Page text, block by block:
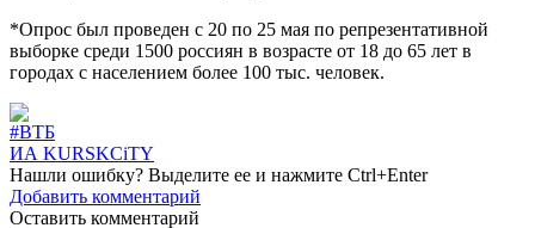
*Опрос был проведен с 20 по 25 мая по репрезентативной
выборке среди 1500 россиян в возрасте от 18 до 65 лет в
городах с населением более 100 тыс. человек.
#ВТБ
ИА KURSKCiTY
Нашли ошибку? Выделите ее и нажмите Ctrl+Enter
Добавить комментарий
Оставить комментарий